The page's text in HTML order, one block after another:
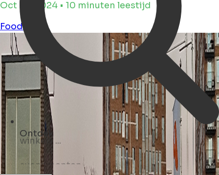
Ontdek
evenementen ...
winkels ...
Oct 29, 2024 • 10 minuten leestijd
Food